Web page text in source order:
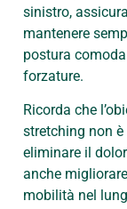
sinistro,
mantenere
postura
forzature.
Ricorda che
stretching non è
eliminare il
anche
mobilità nel